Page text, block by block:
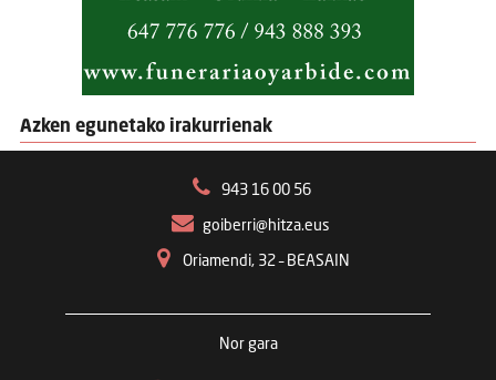
Azken egunetako irakurrienak
943 16 00 56
goiberri@hitza.eus
Oriamendi, 32 – BEASAIN
Nor gara